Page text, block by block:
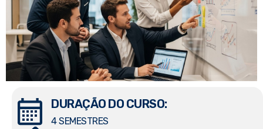
DURAÇÃO DO CURSO:
4 SEMESTRES